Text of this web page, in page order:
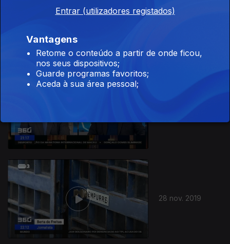
28 nov. 2019
441344
Entrar (utilizadores registados)
Vantagens
Retome o conteúdo a partir de onde ficou,
nos seus dispositivos;
Guarde programas favoritos;
Aceda à sua área pessoal;